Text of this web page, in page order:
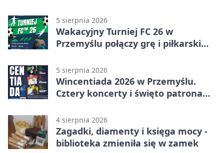
5 sierpnia 2026
Wakacyjny Turniej FC 26 w
Przemyślu połączy grę i piłkarski
5 sierpnia 2026
Wincentiada 2026 w Przemyślu.
Cztery koncerty i święto patrona
4 sierpnia 2026
Zagadki, diamenty i księga mocy -
biblioteka zmieniła się w zamek